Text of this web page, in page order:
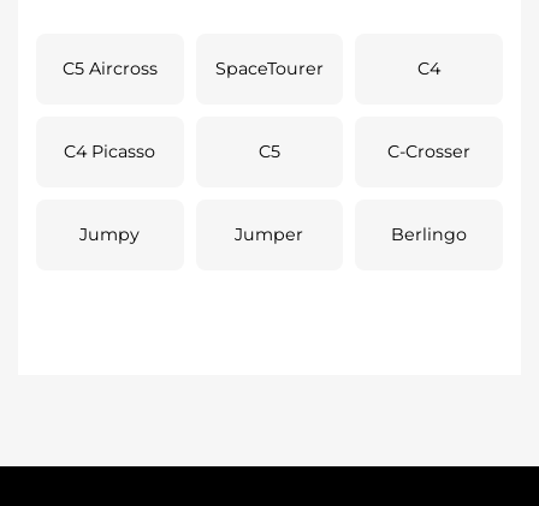
C5 Aircross SpaceTourer C4
C4 Picasso C5 C-Crosser
Jumpy Jumper Berlingo